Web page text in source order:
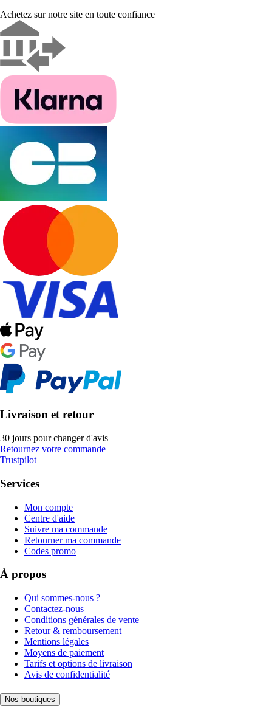
Achetez sur notre site en toute confiance
Livraison et retour
30 jours pour changer d'avis
Retournez votre commande
Trustpilot
Services
Mon compte
Centre d'aide
Suivre ma commande
Retourner ma commande
Codes promo
À propos
Qui sommes-nous ?
Contactez-nous
Conditions générales de vente
Retour & remboursement
Mentions légales
Moyens de paiement
Tarifs et options de livraison
Avis de confidentialité
Nos boutiques